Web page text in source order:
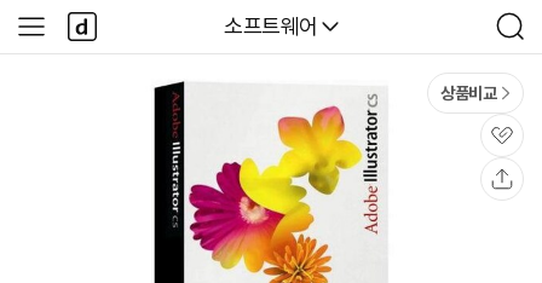
다나와
소프트웨어
검
색
사
이
다
나
와
상품비교
관
심